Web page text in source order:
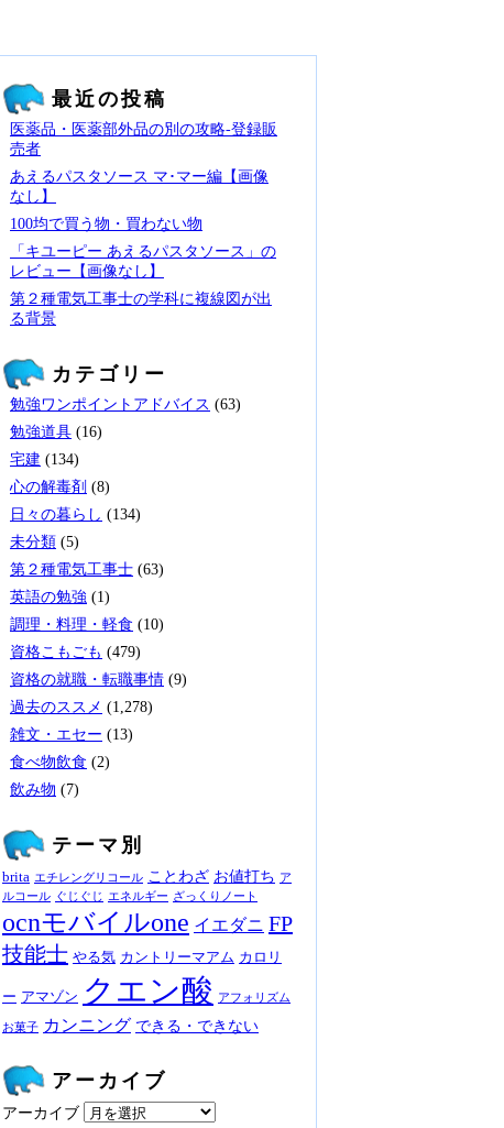
最近の投稿
医薬品・医薬部外品の別の攻略‐登録販
売者
あえるパスタソース マ･マー編【画像
なし】
100均で買う物・買わない物
「キユーピー あえるパスタソース」の
レビュー【画像なし】
第２種電気工事士の学科に複線図が出
る背景
カテゴリー
勉強ワンポイントアドバイス (63)
勉強道具 (16)
宅建 (134)
心の解毒剤 (8)
日々の暮らし (134)
未分類 (5)
第２種電気工事士 (63)
英語の勉強 (1)
調理・料理・軽食 (10)
資格こもごも (479)
資格の就職・転職事情 (9)
過去のススメ (1,278)
雑文・エセー (13)
食べ物飲食 (2)
飲み物 (7)
テーマ別
brita エチレングリコール ことわざ お値打ち ア
ルコール ぐじぐじ エネルギー ざっくりノート
ocnモバイルone イエダニ FP
技能士 やる気 カントリーマアム カロリ
ー アマゾン クエン酸 アフォリズム
お菓子 カンニング できる・できない
アーカイブ
アーカイブ